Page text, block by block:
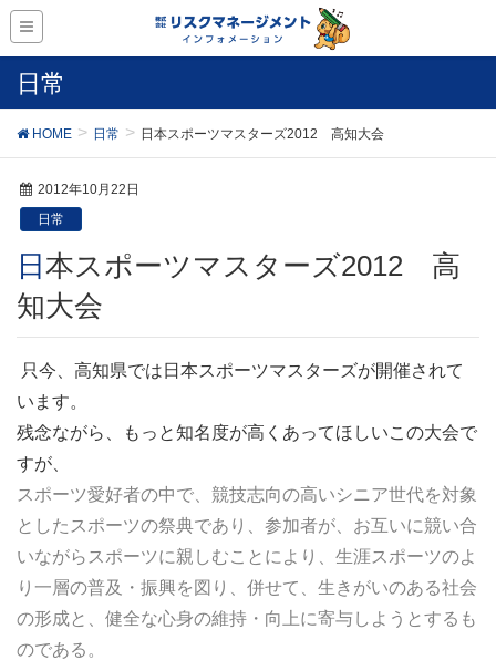
日常
HOME 日常 日本スポーツマスターズ2012 高知大会
2012年10月22日
日常
日本スポーツマスターズ2012 高
知大会
只今、高知県では日本スポーツマスターズが開催されて
います。
残念ながら、もっと知名度が高くあってほしいこの大会で
すが、
スポーツ愛好者の中で、競技志向の高いシニア世代を対象
としたスポーツの祭典であり、参加者が、お互いに競い合
いながらスポーツに親しむことにより、生涯スポーツのよ
り一層の普及・振興を図り、併せて、生きがいのある社会
の形成と、健全な心身の維持・向上に寄与しようとするも
のである。